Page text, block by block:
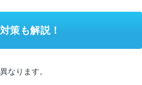
策も解説！
なります。